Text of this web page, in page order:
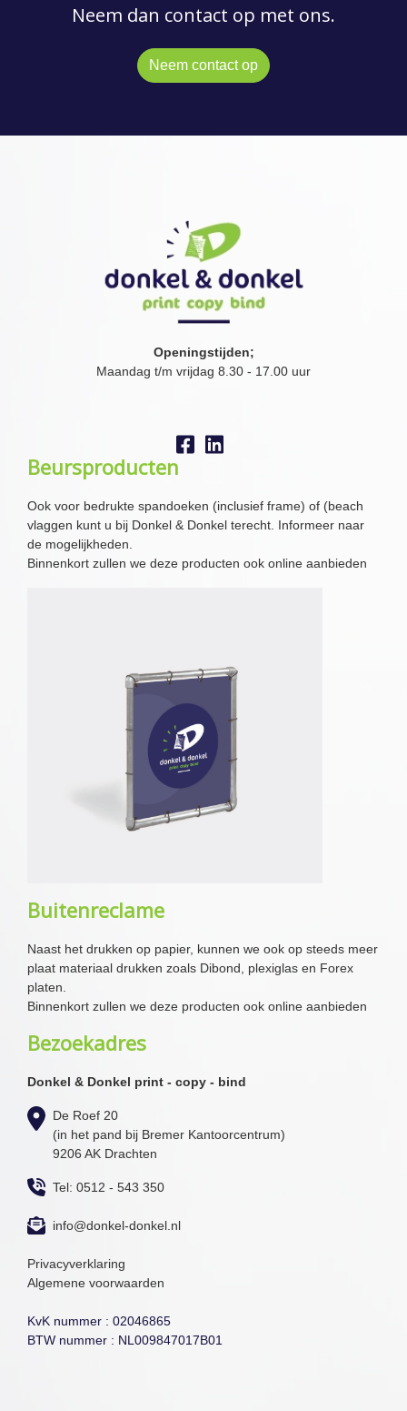
Neem dan contact op met ons.
Neem contact op
Openingstijden;
Maandag t/m vrijdag 8.30 - 17.00 uur
Beursproducten
Ook voor bedrukte spandoeken (inclusief frame) of (beach
vlaggen kunt u bij Donkel & Donkel terecht. Informeer naar
de mogelijkheden.
Binnenkort zullen we deze producten ook online aanbieden
Buitenreclame
Naast het drukken op papier, kunnen we ook op steeds meer
plaat materiaal drukken zoals Dibond, plexiglas en Forex
platen.
Binnenkort zullen we deze producten ook online aanbieden
Bezoekadres
Donkel & Donkel print - copy - bind
De Roef 20
(in het pand bij Bremer Kantoorcentrum)
9206 AK Drachten
Tel: 0512 - 543 350
info@donkel-donkel.nl
Privacyverklaring
Algemene voorwaarden
KvK nummer : 02046865
BTW nummer : NL009847017B01